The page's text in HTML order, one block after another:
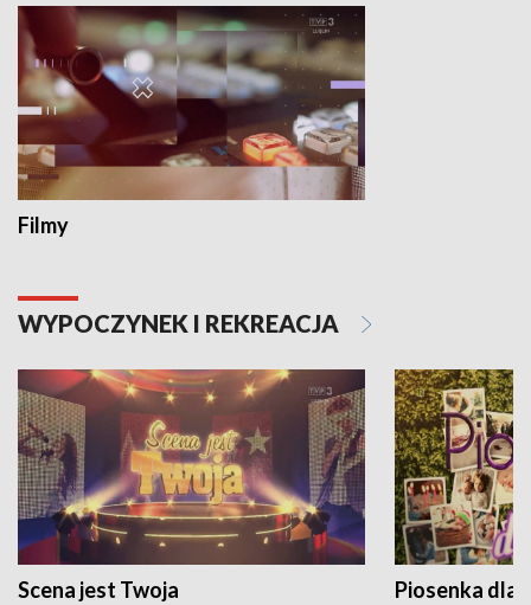
Filmy
WYPOCZYNEK I REKREACJA
Scena jest Twoja Piosenka dla